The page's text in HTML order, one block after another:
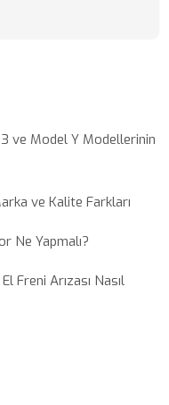
ve Model Y Modellerinin
ve Kalite Farkları
Ne Yapmalı?
Freni Arızası Nasıl